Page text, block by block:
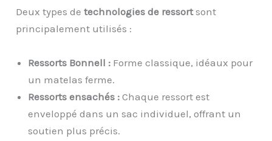
Deux types detechnologies de ressortsont
principalement utilisés :
Ressorts Bonnell : Forme classique, idéaux pour
un matelas ferme.
Ressorts ensachés : Chaque ressort est
enveloppé dans un sac individuel, offrant un
soutien plus précis.